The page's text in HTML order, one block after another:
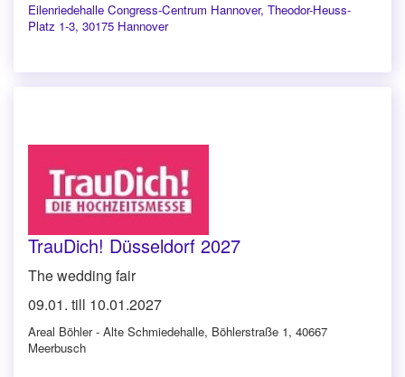
Eilenriedehalle Congress-Centrum Hannover, Theodor-Heuss-
Platz 1-3, 30175 Hannover
TrauDich! Düsseldorf 2027
The wedding fair
09.01. till 10.01.2027
Areal Böhler - Alte Schmiedehalle, Böhlerstraße 1, 40667
Meerbusch